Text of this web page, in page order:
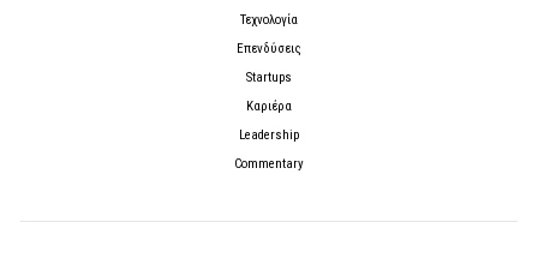
Τεχνολογία
Επενδύσεις
Startups
Καριέρα
Leadership
Commentary